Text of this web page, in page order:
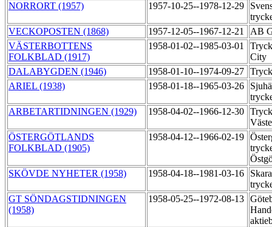
NORRORT (1957)
1957-10-25--1978-12-29
VECKOPOSTEN (1868)
1957-12-05--1967-12-21
AB
VÄSTERBOTTENS
FOLKBLAD (1917)
1958-01-02--1985-03-01
City
DALABYGDEN (1946)
1958-01-10--1974-09-27
ARIEL (1938)
1958-01-18--1965-03-26
ARBETARTIDNINGEN (1929)
1958-04-02--1966-12-30
ÖSTERGÖTLANDS
FOLKBLAD (1905)
1958-04-12--1966-02-19
SKÖVDE NYHETER (1958)
1958-04-18--1981-03-16
GT SÖNDAGSTIDNINGEN
(1958)
1958-05-25--1972-08-13